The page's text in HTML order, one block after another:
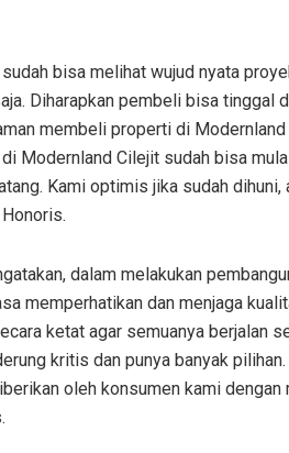
bisa melihat wujud nyata
Diharapkan pembeli bisa tinggal
membeli properti di
Modernland Cilejit sudah bisa
Kami optimis jika sudah
dalam melakukan
memperhatikan dan menjaga
ketat agar semuanya berjalan
kritis dan punya banyak
oleh konsumen kami